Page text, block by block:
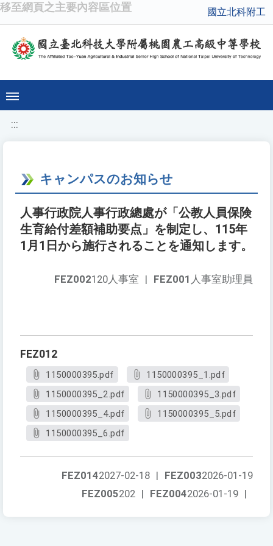
移至網頁之主要內容區位置 國立北科附工
:::
キャンパスのお知らせ
人事行政院人事行政總處が「公教人員保険
生育給付差額補助要点」を制定し、115年
1月1日から施行されることを通知します。
FEZ001 人事室助理員
FEZ002120人事室 |
FEZ012
1150000395.pdf
1150000395_1.pdf
1150000395_2.pdf
1150000395_3.pdf
1150000395_4.pdf
1150000395_5.pdf
1150000395_6.pdf
FEZ0032026-01-19
FEZ0142027-02-18 |
FEZ0042026-01-19 |
FEZ005202 |